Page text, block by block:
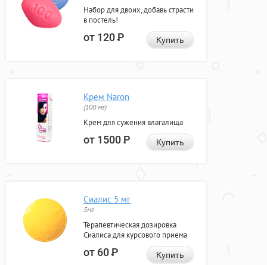
Набор для двоих, добавь страсти
в постель!
от 120Р Купить
Крем Naron
(100 мг)
Крем для сужения влагалища
от 1500Р Купить
Сиалис 5 мг
5мг
Терапевтическая дозировка
Сиалиса для курсового приема
от 60Р Купить